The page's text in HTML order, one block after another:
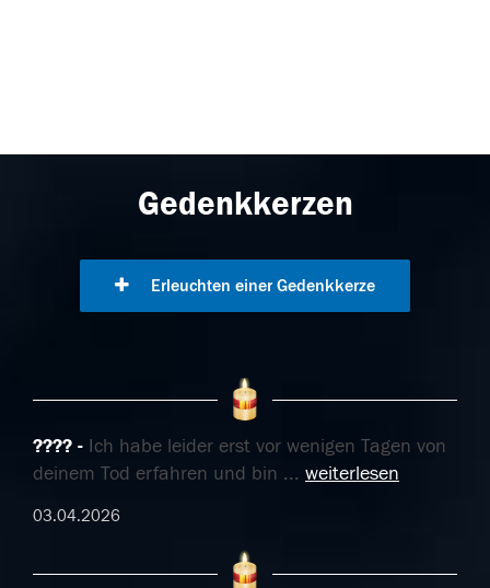
Gedenkkerzen
Erleuchten einer Gedenkkerze
????
Ich habe leider erst vor wenigen Tagen von
deinem Tod erfahren und bin ... weiterlesen
03.04.2026